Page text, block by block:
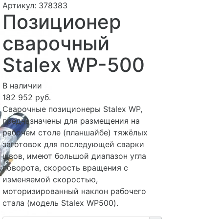
Артикул: 378383
Позиционер
сварочный
Stalex WP-500
В наличии
182 952 руб.
Сварочные позиционеры Stalex WP,
предназначены для размещения на
рабочем столе (планшайбе) тяжёлых
заготовок для последующей сварки
швов, имеют большой диапазон угла
поворота, скорость вращения с
изменяемой скоростью,
моторизированный наклон рабочего
стала (модель Stalex WP500).